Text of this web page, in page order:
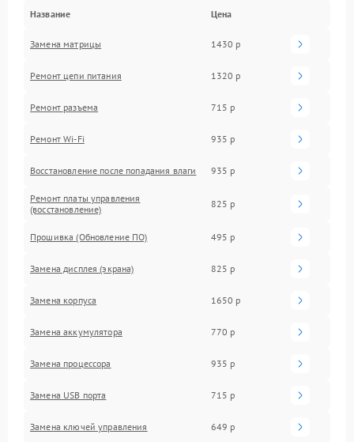
Название Цена
Замена матрицы 1430 р
Ремонт цепи питания 1320 р
Ремонт разъема 715 р
Ремонт Wi-Fi 935 р
Восстановление после попадания влаги 935 р
Ремонт платы управления
(восстановление)
825 р
Прошивка (Обновление ПО) 495 р
Замена дисплея (экрана) 825 р
Замена корпуса 1650 р
Замена аккумулятора 770 р
Замена процессора 935 р
Замена USB порта 715 р
Замена ключей управления 649 р